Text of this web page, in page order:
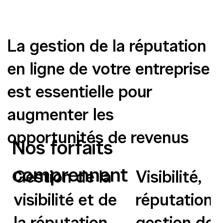
La gestion de la réputation
en ligne de votre entreprise
est essentielle pour
augmenter les
opportunités de revenus
Gestion de la
visibilité et de
Visibilité,
réputation
Nos forfaits
comprennent